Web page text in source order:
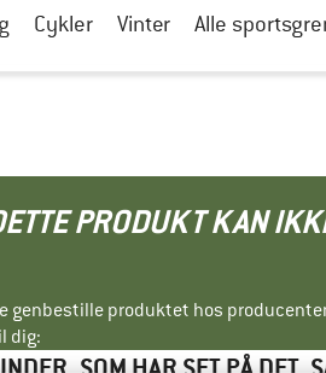
Cykler Vinter Alle
PRODUKT KAN
genbestille produktet hos
dig: